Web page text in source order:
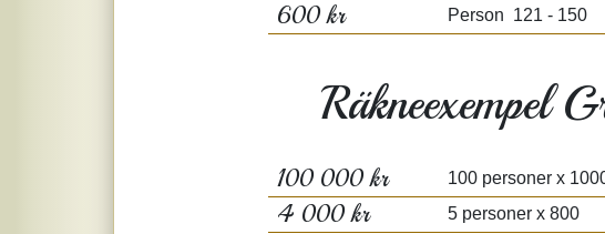
600 kr Person 121 - 150
Räkneexempel
100 000 kr 100 personer x
4 000 kr 5 personer x 800